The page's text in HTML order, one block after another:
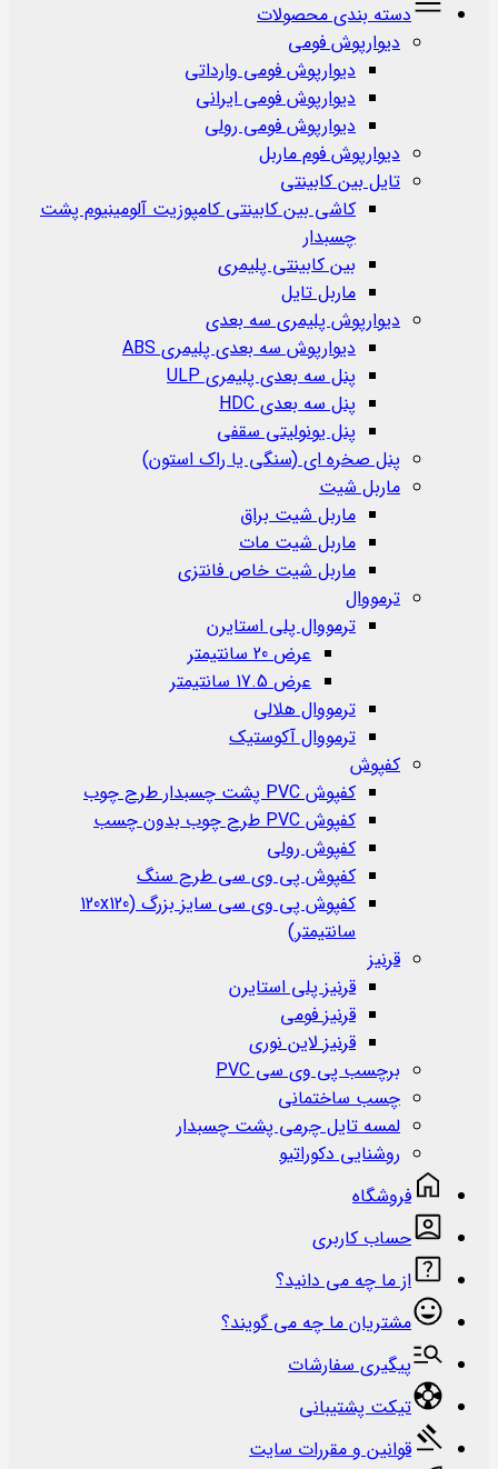
دسته بندی محصولات
دیوارپوش فومی
دیوارپوش فومی وارداتی
دیوارپوش فومی ایرانی
دیوارپوش فومی رولی
دیوارپوش فوم ماربل
تایل بین کابینتی
کاشی بین کابینتی کامپوزیت آلومینیوم پشت
چسبدار
بین کابینتی پلیمری
ماربل تایل
دیوارپوش پلیمری سه بعدی
دیوارپوش سه بعدی پلیمری ABS
پنل سه بعدی پلیمری ULP
پنل سه بعدی HDC
پنل یونولیتی سقفی
پنل صخره ای (سنگی یا راک استون)
ماربل شیت
ماربل شیت براق
ماربل شیت مات
ماربل شیت خاص فانتزی
ترمووال
ترمووال پلی استایرن
عرض 20 سانتیمتر
عرض 17.5 سانتیمتر
ترمووال هلالی
ترمووال آکوستیک
کفپوش
کفپوش PVC پشت چسبدار طرح چوب
کفپوش PVC طرح چوب بدون چسب
کفپوش رولی
کفپوش پی وی سی طرح سنگ
کفپوش پی وی سی سایز بزرگ (120x120
سانتیمتر)
قرنیز
قرنیز پلی استایرن
قرنیز فومی
قرنیز لاین نوری
برچسب پی وی سی PVC
چسب ساختمانی
لمسه تایل چرمی پشت چسبدار
روشنایی دکوراتیو
فروشگاه
حساب کاربری
از ما چه می دانید؟
مشتریان ما چه می گویند؟
پیگیری سفارشات
تیکت پشتیبانی
قوانین و مقررات سایت